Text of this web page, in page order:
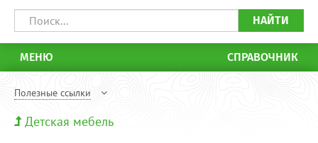
НАЙТИ
МЕНЮ СПРАВОЧНИК
Полезные ссылки
Детская мебель